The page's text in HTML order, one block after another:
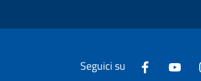
Seguici su